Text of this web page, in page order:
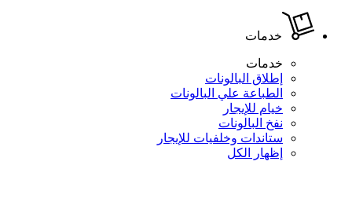
خدمات
خدمات
إطلاق البالونات
الطباعة علي البالونات
خيام للإيجار
نفخ البالونات
ستاندات وخلفيات للإيجار
إظهار الكل